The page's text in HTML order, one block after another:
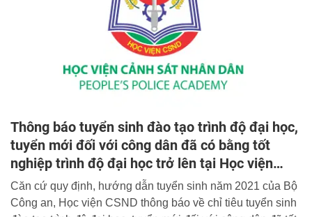
Thông báo tuyển sinh đào tạo trình độ đại học,
tuyển mới đối với công dân đã có bằng tốt
nghiệp trình độ đại học trở lên tại Học viện
CSND
Căn cứ quy định, hướng dẫn tuyển sinh năm 2021 của Bộ
Công an, Học viện CSND thông báo về chỉ tiêu tuyển sinh